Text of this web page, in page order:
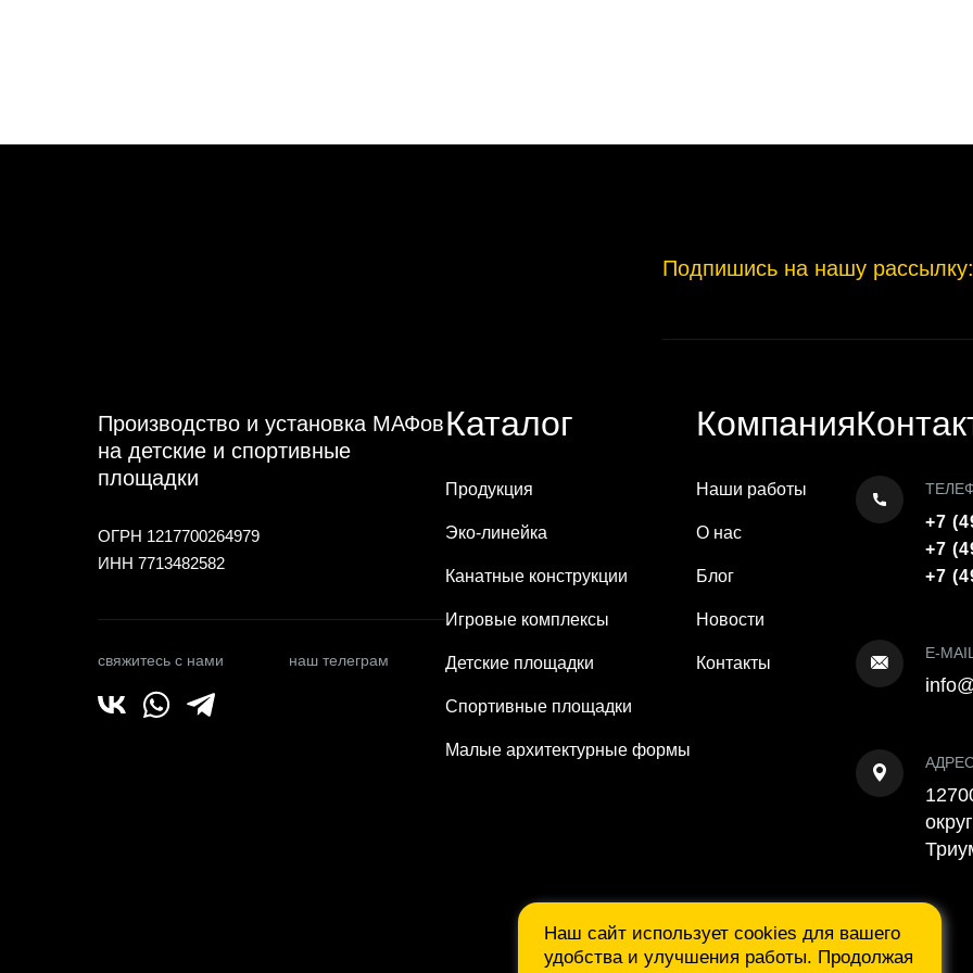
Подпишись на нашу рассылку:
Производство и установка МАФов
на детские и спортивные
площадки
ОГРН 1217700264979
ИНН 7713482582
свяжитесь с нами наш телеграм
Каталог
Продукция
Эко-линейка
Канатные конструкции
Игровые комплексы
Детские площадки
Спортивные площадки
Малые архитектурные формы
Компания
Наши работы
О нас
Блог
Новости
Контакты
+7
+7
+7
E-
Наш сайт использует cookies для вашего
удобства и улучшения работы. Продолжая